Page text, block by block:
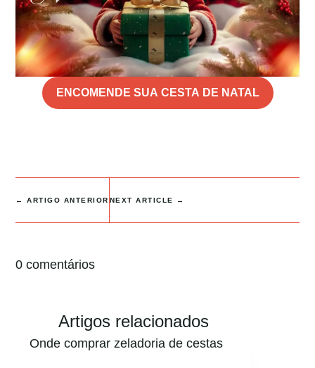
ENCOMENDE SUA CESTA DE NATAL
←ARTIGO ANTERIOR NEXT ARTICLE →
0 comentários
Artigos relacionados
Onde comprar zeladoria de cestas